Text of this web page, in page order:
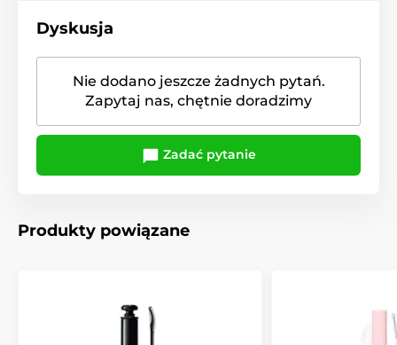
Dyskusja
Nie dodano jeszcze żadnych pytań.
Zapytaj nas, chętnie doradzimy
Zadać pytanie
Produkty powiązane